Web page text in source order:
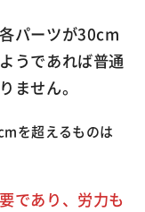
パーツが30cm
うであれば普通
ません。
を超えるものは
であり、労力も